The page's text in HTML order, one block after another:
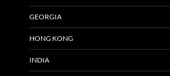
GEORGIA
HONG KONG
INDIA